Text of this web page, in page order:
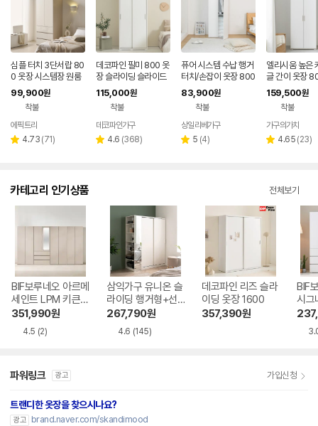
심플 터치 3단서랍 80
0 옷장 시스템장 원룸
장롱
99,900원
착불
페이
에픽트리
별 4.73 리
(71)
데코파인 필미 800 옷
장 슬라이딩 슬라이드
미닫이 작은방 원룸 싱
글 슬림 미니
115,000원
착불
페이
데코파인가구
별 4.6 리
(368)
퓨어 시스템 수납 행거
터치/손잡이 옷장 800
2단 행거장
83,900원
착불
상일리베가구
별 5 리
(4)
엘리시움 높은
글 간이 옷장
159,500원
착불
가구의가치
별 4.65 리
(23)
카테고리 인기상품 전체보기
BIF보루네오 아르메
세인트 LPM 키큰장
터치 옷장세트 320
351,990원
4.5 (2)
삼익가구 유니온 슬
라이딩 행거형+선
반형 A세트 옷장 15
267,790원
4.6 (145)
데코파인 리즈 슬라
이딩 옷장 1600
357,390원
BIF
시그
장 3
트
파워링크 광고 가입신청
트랜디한 옷장을 찾으시나요?
광고
brand.naver.com/skandimood